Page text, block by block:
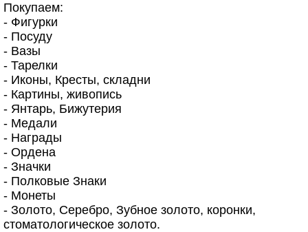
Покупаем:
- Фигурки
- Посуду
- Вазы
- Тарелки
- Иконы, Кресты, складни
- Картины, живопись
- Янтарь, Бижутерия
- Медали
- Награды
- Ордена
- Значки
- Полковые Знаки
- Монеты
- Золото, Серебро, Зубное золото, коронки,
стоматологическое золото.